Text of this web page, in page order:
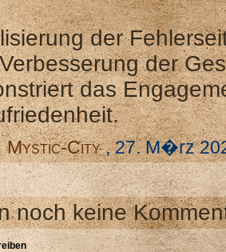
der
der
das
Mystic-City, 27. M�rz
noch keine